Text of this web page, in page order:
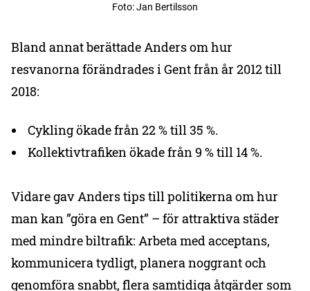
Foto: Jan Bertilsson
Bland annat berättade Anders om hur
resvanorna förändrades i Gent från år 2012 till
2018:
Cykling ökade från 22 % till 35 %.
Kollektivtrafiken ökade från 9 % till 14 %.
Vidare gav Anders tips till politikerna om hur
man kan ”göra en Gent” – för attraktiva städer
med mindre biltrafik: Arbeta med acceptans,
kommunicera tydligt, planera noggrant och
genomföra snabbt, flera samtidiga åtgärder som